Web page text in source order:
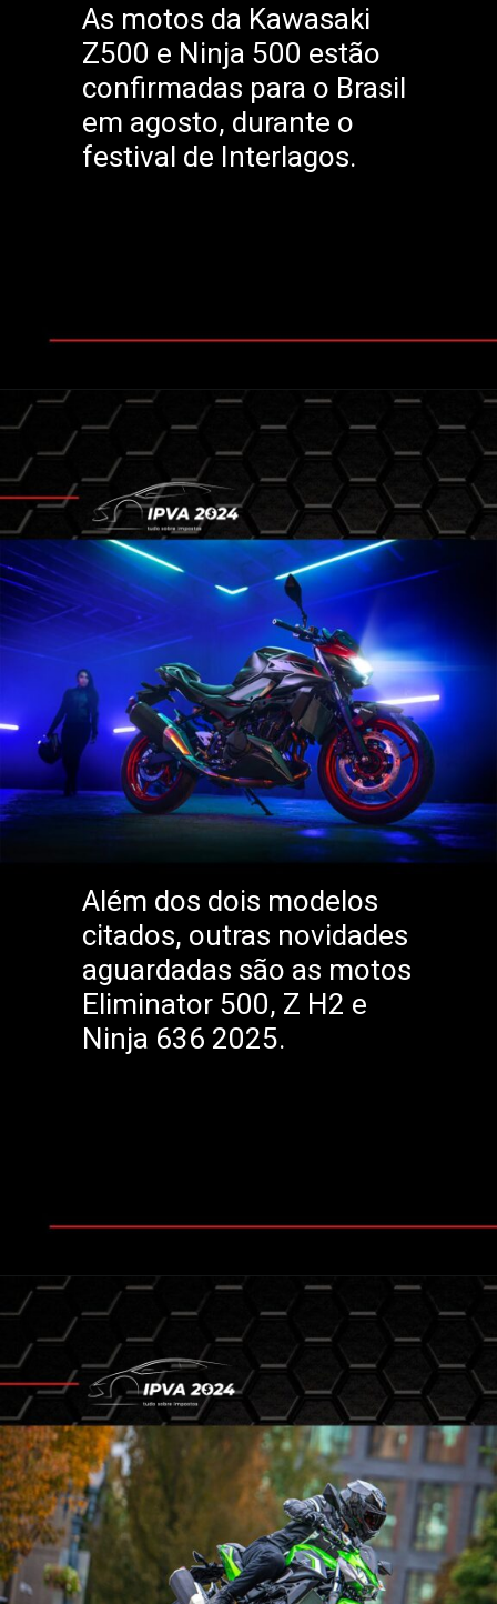
As motos da Kawasaki
Z500 e Ninja 500 estão
confirmadas para o Brasil
em agosto, durante o
festival de Interlagos.
Além dos dois modelos
citados, outras novidades
aguardadas são as motos
Eliminator 500, Z H2 e
Ninja 636 2025.